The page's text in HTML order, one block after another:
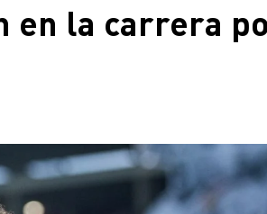
en la carrera